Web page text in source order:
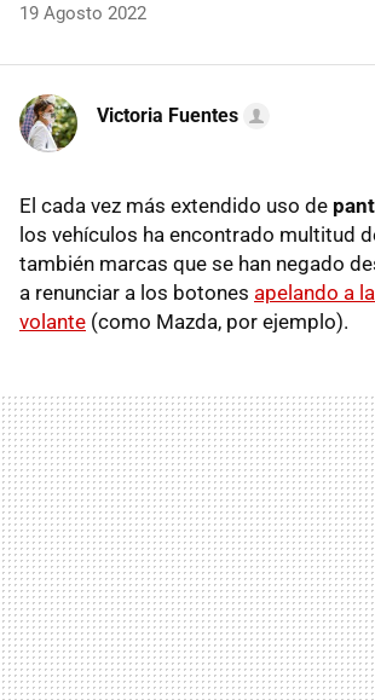
19 Agosto 2022
Victoria Fuentes
El cada vez más extendido uso de
los vehículos ha encontrado multitud
también marcas que se han negado
a renunciar a los botones apelando a
volante (como Mazda, por ejemplo).